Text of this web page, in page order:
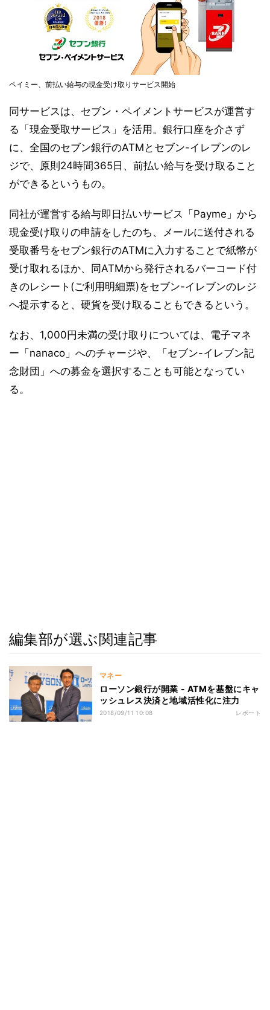
ペイミー、前払い給与の現金受け取りサービス開始
同サービスは、セブン・ペイメントサービスが運営す
る「現金受取サービス」を活用。銀行口座を介さず
に、全国のセブン銀行のATMとセブン-イレブンのレ
ジで、原則24時間365日、前払い給与を受け取ること
ができるというもの。
同社が運営する給与即日払いサービス「Payme」から
現金受け取りの申請をしたのち、メールに送付される
受取番号をセブン銀行のATMに入力することで紙幣が
受け取れるほか、同ATMから発行されるバーコード付
きのレシート(ご利用明細票)をセブン-イレブンのレジ
へ提示すると、硬貨を受け取ることもできるという。
なお、1,000円未満の受け取りについては、電子マネ
ー「nanaco」へのチャージや、「セブン-イレブン記
念財団」への募金を選択することも可能となってい
る。
編集部が選ぶ関連記事
マネー
ローソン銀行が開業 - ATMを基盤にキャ
ッシュレス決済と地域活性化に注力
2018/09/11 10:08 レポート